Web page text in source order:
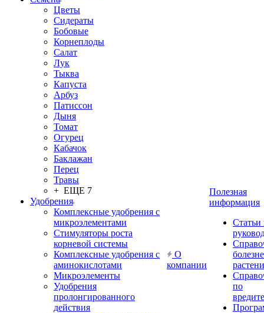
Цветы
Сидераты
Бобовые
Корнеплоды
Салат
Лук
Тыква
Капуста
Арбуз
Патиссон
Дыня
Томат
Огурец
Кабачок
Баклажан
Перец
Травы
+ ЕЩЕ 7
Удобрения
Комплексные удобрения с
микроэлементами
Стимуляторы роста
корневой системы
Комплексные удобрения с
аминокислотами
Микроэлементы
Удобрения
пролонгированного
действия
О
компании
Полезная
информация
Статьи
по